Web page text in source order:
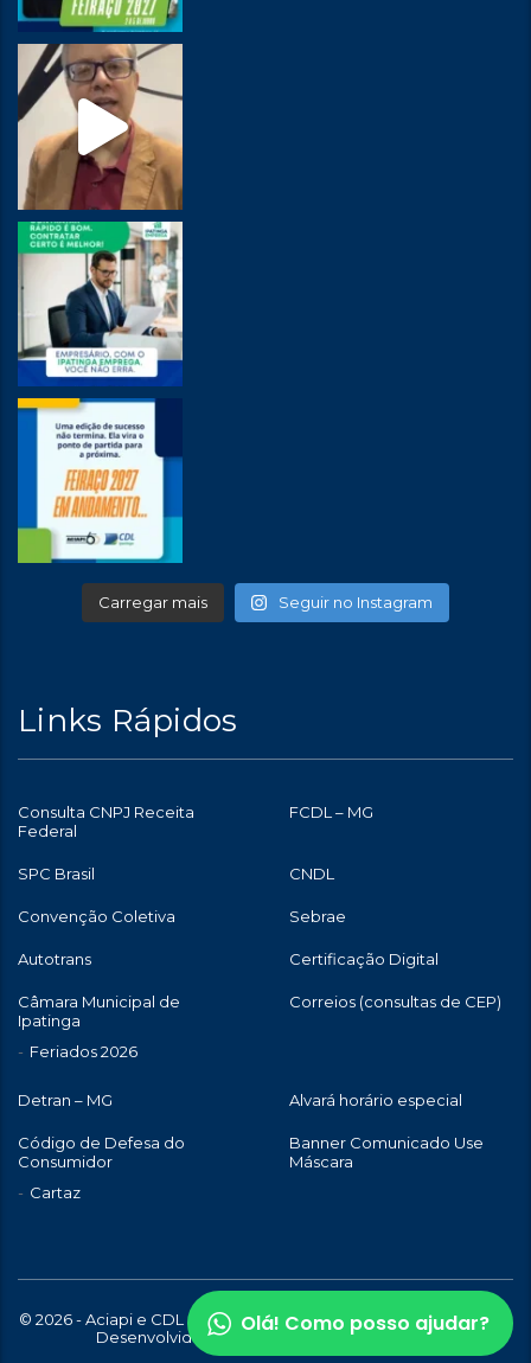
Carregar mais Seguir no Instagram
Links Rápidos
Consulta CNPJ Receita
Federal
FCDL – MG
SPC Brasil CNDL
Convenção Coletiva Sebrae
Autotrans Certificação Digital
Câmara Municipal de
Ipatinga
Feriados 2026
Correios (consultas de CEP)
Detran – MG Alvará horário especial
Código de Defesa do
Consumidor
Cartaz
Banner Comunicado Use
Máscara
© 2026 - Aciapi e CDL de Ipatinga | Todos os direitos reservados |
Desenvolvido com
WebStory.com.br
Olá! Como posso ajudar?